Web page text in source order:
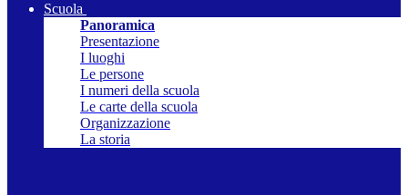
Scuola
Panoramica
Presentazione
I luoghi
Le persone
I numeri della scuola
Le carte della scuola
Organizzazione
La storia